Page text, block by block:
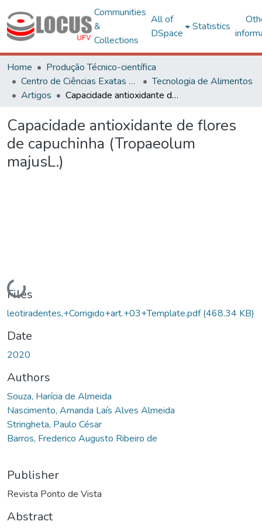
Communities
&
Collections
All of
DSpace
Statistics
Home
Produção Técnico-científica
Centro de Ciências Exatas e Tecnológicas
Tecnologia de Alimentos
Artigos
Capacidade antioxidante de flores de capuchinha (Tropaeolum majusL.)
Capacidade antioxidante de flores
de capuchinha (Tropaeolum
majusL.)
Loading...
Files
leotiradentes,+Corrigido+art.+03+Template.pdf(468.34 KB)
Date
2020
Authors
Souza, Harícia de Almeida
Nascimento, Amanda Laís Alves Almeida
Stringheta, Paulo César
Barros, Frederico Augusto Ribeiro de
Publisher
Revista Ponto de Vista
Abstract